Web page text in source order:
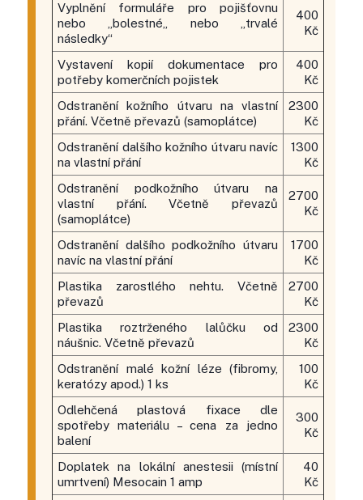
Vyplnění formuláře pro pojišťovnu
nebo „bolestné„ nebo „trvalé
následky“
400
Kč
Vystavení kopií dokumentace pro
potřeby komerčních pojistek
400
Kč
Odstranění kožního útvaru na vlastní
přání. Včetně převazů (samoplátce)
2300
Kč
Odstranění dalšího kožního útvaru navíc
na vlastní přání
1300
Kč
Odstranění podkožního útvaru na
vlastní přání. Včetně převazů
(samoplátce)
2700
Kč
Odstranění dalšího podkožního útvaru
navíc na vlastní přání
1700
Kč
Plastika zarostlého nehtu. Včetně
převazů
2700
Kč
Plastika roztrženého lalůčku od
náušnic. Včetně převazů
2300
Kč
Odstranění malé kožní léze (fibromy,
keratózy apod.) 1 ks
100
Kč
Odlehčená plastová fixace dle
spotřeby materiálu – cena za jedno
balení
300
Kč
Doplatek na lokální anestesii (místní
umrtvení) Mesocain 1 amp
40
Kč